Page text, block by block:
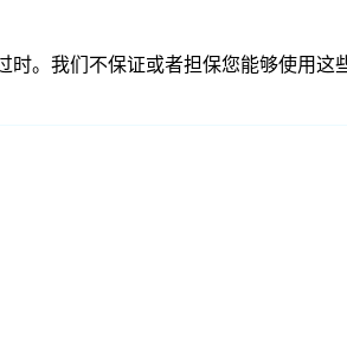
时。我们不保证或者担保您能够使用这